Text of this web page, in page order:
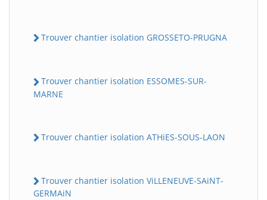
Trouver chantier isolation GROSSETO-PRUGNA
Trouver chantier isolation ESSOMES-SUR-
MARNE
Trouver chantier isolation ATHiES-SOUS-LAON
Trouver chantier isolation ViLLENEUVE-SAiNT-
GERMAiN